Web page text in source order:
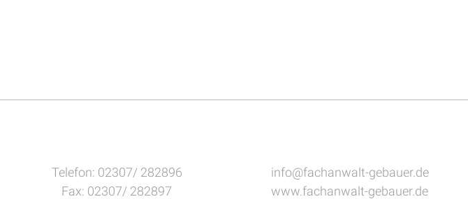
Telefon: 02307/ 282896
Fax: 02307/ 282897
info@fachanwalt-gebauer.de
www.fachanwalt-gebauer.de